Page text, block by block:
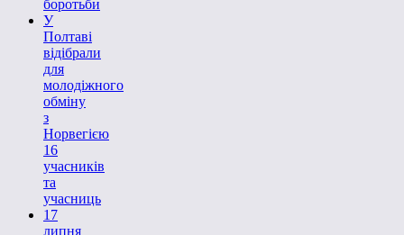
боротьби
У
Полтаві
відібрали
для
молодіжного
обміну
з
Норвегією
16
учасників
та
учасниць
17
липня